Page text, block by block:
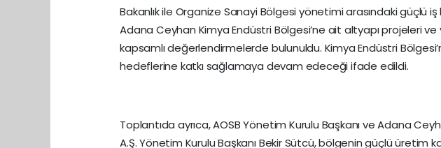
Bakanlık ile Organize Sanayi Bölgesi yönetimi arasındaki güçlü
Adana Ceyhan Kimya Endüstri Bölgesi’ne ait altyapı projeleri ve
kapsamlı değerlendirmelerde bulunuldu. Kimya Endüstri
hedeflerine katkı sağlamaya devam edeceği ifade edildi.
Toplantıda ayrıca, AOSB Yönetim Kurulu Başkanı ve Adana
A.Ş. Yönetim Kurulu Başkanı Bekir Sütcü, bölgenin güçlü